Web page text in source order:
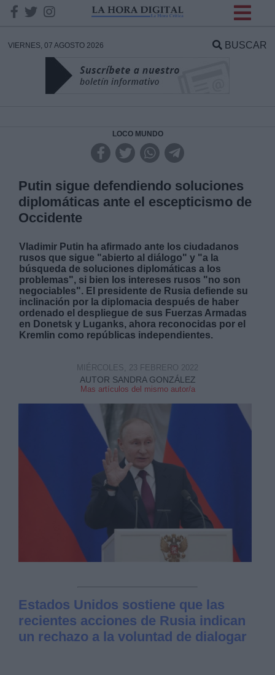
VIERNES, 07 AGOSTO 2026 BUSCAR
LOCO MUNDO
Putin sigue defendiendo soluciones
diplomáticas ante el escepticismo de
Occidente
Vladimir Putin ha afirmado ante los ciudadanos
rusos que sigue "abierto al diálogo" y "a la
búsqueda de soluciones diplomáticas a los
problemas", si bien los intereses rusos "no son
negociables". El presidente de Rusia defiende su
inclinación por la diplomacia después de haber
ordenado el despliegue de sus Fuerzas Armadas
en Donetsk y Luganks, ahora reconocidas por el
Kremlin como repúblicas independientes.
AUTOR SANDRA GONZÁLEZ
Mas artículos del mismo autor/a
MIÉRCOLES, 23 FEBRERO 2022
Estados Unidos sostiene que las
recientes acciones de Rusia indican
un rechazo a la voluntad de dialogar
DATOS
Responsable:
Legitimación:
Destinatarios:
link
Información adicional